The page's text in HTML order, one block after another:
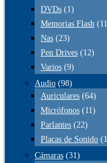
DVDs (1)
Memorias Flash
Nas (23)
Pen Drives (12)
Varios (9)
Audio (98)
Auriculares (64)
Micrófonos (11)
Parlantes (22)
Placas de Sonido
Cámaras (31)